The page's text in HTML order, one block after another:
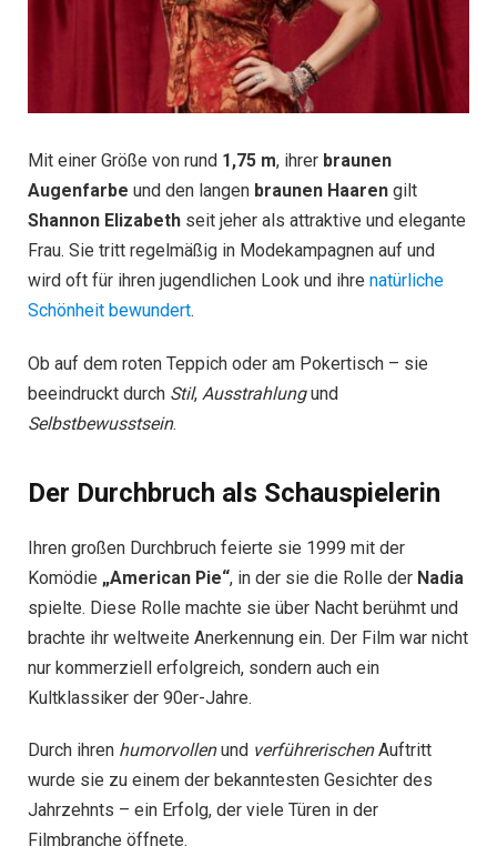
Mit einer Größe von rund 1,75 m, ihrer braunen
Augenfarbe und den langen braunen Haaren gilt
Shannon Elizabeth seit jeher als attraktive und elegante
Frau. Sie tritt regelmäßig in Modekampagnen auf und
wird oft für ihren jugendlichen Look und ihre natürliche
Schönheit bewundert.
Ob auf dem roten Teppich oder am Pokertisch – sie
beeindruckt durch Stil, Ausstrahlungund
Selbstbewusstsein.
Der Durchbruch als Schauspielerin
Ihren großen Durchbruch feierte sie 1999 mit der
Komödie „American Pie“, in der sie die Rolle der Nadia
spielte. Diese Rolle machte sie über Nacht berühmt und
brachte ihr weltweite Anerkennung ein. Der Film war nicht
nur kommerziell erfolgreich, sondern auch ein
Kultklassiker der 90er-Jahre.
Durch ihren humorvollenund verführerischenAuftritt
wurde sie zu einem der bekanntesten Gesichter des
Jahrzehnts – ein Erfolg, der viele Türen in der
Filmbranche öffnete.